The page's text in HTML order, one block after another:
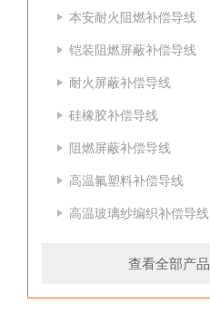
本安耐火阻燃补偿导线
铠装阻燃屏蔽补偿导线
耐火屏蔽补偿导线
硅橡胶补偿导线
阻燃屏蔽补偿导线
高温氟塑料补偿导线
高温玻璃纱编织补偿导线
查看全部产品